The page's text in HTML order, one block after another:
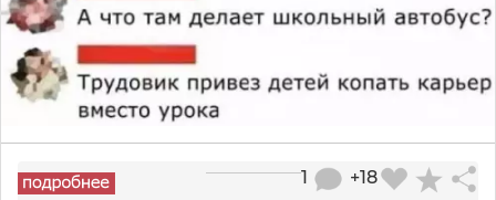
+18
1